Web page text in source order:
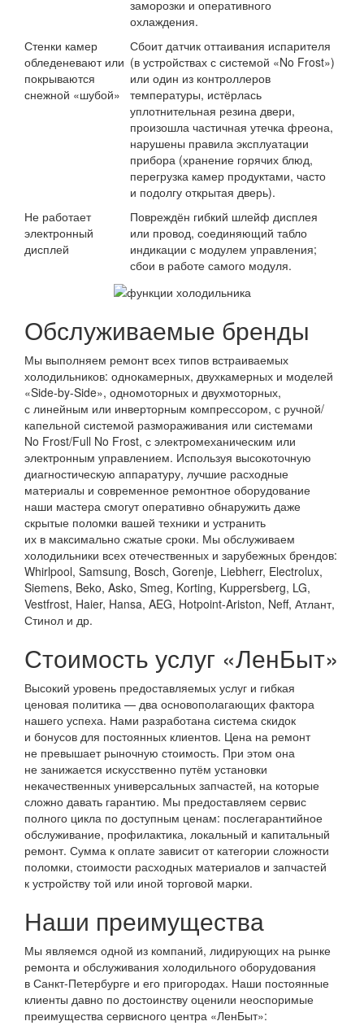
заморозки и оперативного
охлаждения.
Стенки камер
обледеневают или
покрываются
снежной «шубой»
Сбоит датчик оттаивания испарителя
(в устройствах с системой «No Frost»)
или один из контроллеров
температуры, истёрлась
уплотнительная резина двери,
произошла частичная утечка фреона,
нарушены правила эксплуатации
прибора (хранение горячих блюд,
перегрузка камер продуктами, часто
и подолгу открытая дверь).
Не работает
электронный
дисплей
Повреждён гибкий шлейф дисплея
или провод, соединяющий табло
индикации с модулем управления;
сбои в работе самого модуля.
Обслуживаемые бренды
Мы выполняем ремонт всех типов встраиваемых
холодильников: однокамерных, двухкамерных и моделей
«Side-by-Side», одномоторных и двухмоторных,
с линейным или инверторным компрессором, с ручной/
капельной системой размораживания или системами
No Frost/Full No Frost, с электромеханическим или
электронным управлением. Используя высокоточную
диагностическую аппаратуру, лучшие расходные
материалы и современное ремонтное оборудование
наши мастера смогут оперативно обнаружить даже
скрытые поломки вашей техники и устранить
их в максимально сжатые сроки. Мы обслуживаем
холодильники всех отечественных и зарубежных брендов:
Whirlpool, Samsung, Bosch, Gorenje, Liebherr, Electrolux,
Siemens, Beko, Asko, Smeg, Korting, Kuppersberg, LG,
Vestfrost, Haier, Hansa, AEG, Hotpoint-Ariston, Neff, Атлант,
Стинол и др.
Стоимость услуг «ЛенБыт»
Высокий уровень предоставляемых услуг и гибкая
ценовая политика — два основополагающих фактора
нашего успеха. Нами разработана система скидок
и бонусов для постоянных клиентов. Цена на ремонт
не превышает рыночную стоимость. При этом она
не занижается искусственно путём установки
некачественных универсальных запчастей, на которые
сложно давать гарантию. Мы предоставляем сервис
полного цикла по доступным ценам: послегарантийное
обслуживание, профилактика, локальный и капитальный
ремонт. Сумма к оплате зависит от категории сложности
поломки, стоимости расходных материалов и запчастей
к устройству той или иной торговой марки.
Наши преимущества
Мы являемся одной из компаний, лидирующих на рынке
ремонта и обслуживания холодильного оборудования
в Санкт-Петербурге и его пригородах. Наши постоянные
клиенты давно по достоинству оценили неоспоримые
преимущества сервисного центра «ЛенБыт»: